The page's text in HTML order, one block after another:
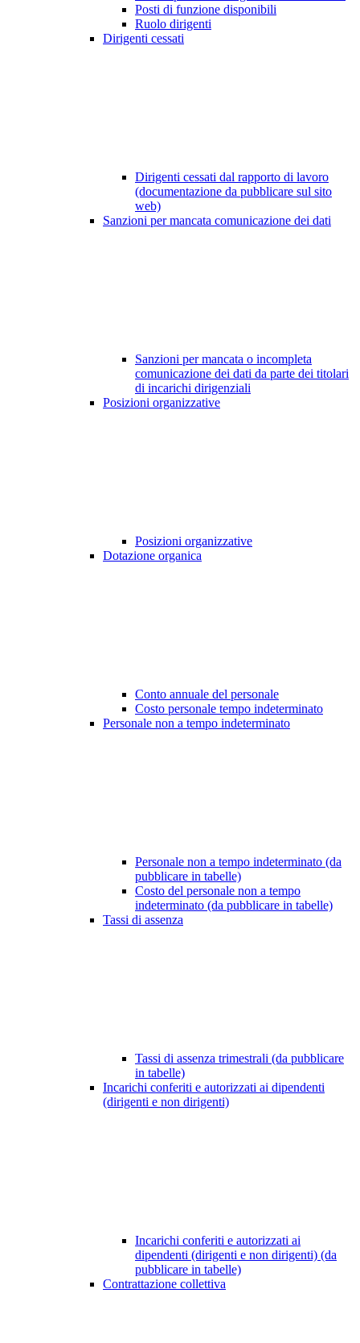
Posti di funzione disponibili
Ruolo dirigenti
Dirigenti cessati
Dirigenti cessati dal rapporto di lavoro
(documentazione da pubblicare sul sito
web)
Sanzioni per mancata comunicazione dei dati
Sanzioni per mancata o incompleta
comunicazione dei dati da parte dei titolari
di incarichi dirigenziali
Posizioni organizzative
Posizioni organizzative
Dotazione organica
Conto annuale del personale
Costo personale tempo indeterminato
Personale non a tempo indeterminato
Personale non a tempo indeterminato (da
pubblicare in tabelle)
Costo del personale non a tempo
indeterminato (da pubblicare in tabelle)
Tassi di assenza
Tassi di assenza trimestrali (da pubblicare
in tabelle)
Incarichi conferiti e autorizzati ai dipendenti
(dirigenti e non dirigenti)
Incarichi conferiti e autorizzati ai
dipendenti (dirigenti e non dirigenti) (da
pubblicare in tabelle)
Contrattazione collettiva